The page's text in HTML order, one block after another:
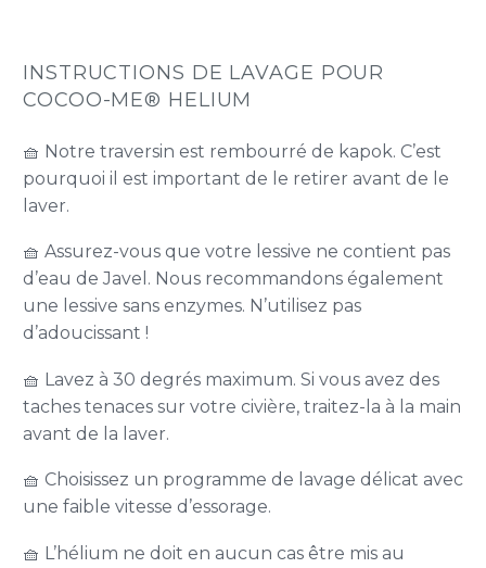
INSTRUCTIONS DE LAVAGE POUR
COCOO-ME® HELIUM
🧺 Notre traversin est rembourré de kapok. C’est
pourquoi il est important de le retirer avant de le
laver.
🧺 Assurez-vous que votre lessive ne contient pas
d’eau de Javel. Nous recommandons également
une lessive sans enzymes. N’utilisez pas
d’adoucissant !
🧺 Lavez à 30 degrés maximum. Si vous avez des
taches tenaces sur votre civière, traitez-la à la main
avant de la laver.
🧺 Choisissez un programme de lavage délicat avec
une faible vitesse d’essorage.
🧺 L’hélium ne doit en aucun cas être mis au